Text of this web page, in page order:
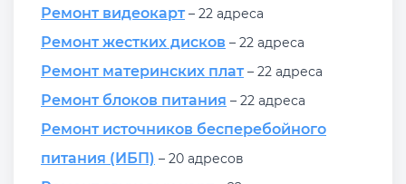
Ремонт видеокарт – 22 адреса
Ремонт жестких дисков – 22 адреса
Ремонт материнских плат – 22 адреса
Ремонт блоков питания – 22 адреса
Ремонт источников бесперебойного
питания (ИБП) – 20 адресов